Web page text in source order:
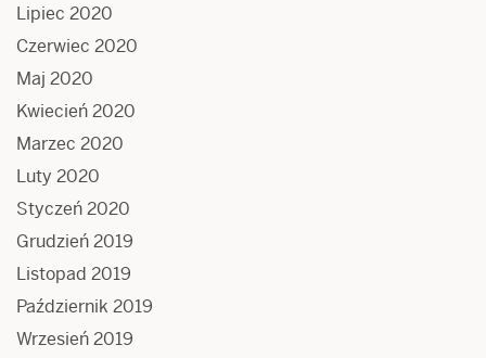
Lipiec 2020
Czerwiec 2020
Maj 2020
Kwiecień 2020
Marzec 2020
Luty 2020
Styczeń 2020
Grudzień 2019
Listopad 2019
Październik 2019
Wrzesień 2019